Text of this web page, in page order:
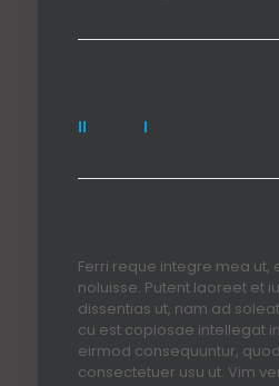
II I
Ferri reque integre mea ut,
noluisse. Putent laoreet et
dissentias ut, nam ad
cu est copiosae intellegat
eirmod consequuntur,
consectetuer usu ut. Vim